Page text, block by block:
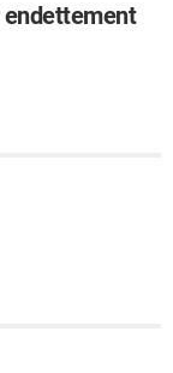
endettement